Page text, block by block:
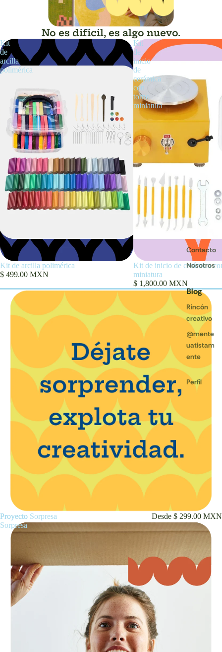
Contacto
Nosotros
Blog
Rincón
creativo
@mente
uatistam
ente
Perfil
No es difícil, es algo nuevo.
Kit
de
arcilla
polimérica
Kit de arcilla polimérica
$ 499.00 MXN
Kit
de
inicio
de
cerámica
con
torno
miniatura
Kit de inicio de cerámica
miniatura
$ 1,800.00 MXN
Proyecto
Sorpresa
Proyecto Sorpresa Desde $ 299.00 MXN